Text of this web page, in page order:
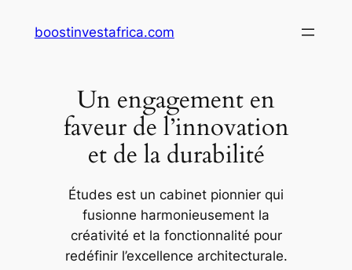
boostinvestafrica.com
Un engagement en
faveur de l’innovation
et de la durabilité
Études est un cabinet pionnier qui
fusionne harmonieusement la
créativité et la fonctionnalité pour
redéfinir l’excellence architecturale.